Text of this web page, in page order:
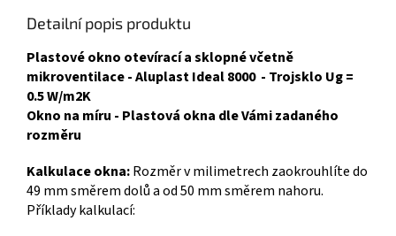
Detailní popis produktu
Plastové okno otevírací a sklopné včetně
mikroventilace - Aluplast Ideal 8000 - Trojsklo Ug =
0.5 W/m2K
Okno na míru - Plastová okna dle Vámi zadaného
rozměru
Kalkulace okna:Rozměr v milimetrech zaokrouhlíte do
49 mm směrem dolů a od 50 mm směrem nahoru.
Příklady kalkulací: